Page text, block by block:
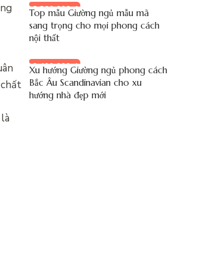
8.200.000 đ
Top mẫu Giường ngủ mẫu mã
sang trọng cho mọi phong cách
nội thất
8.400.000 đ
Xu hướng Giường ngủ phong cách
Bắc Âu Scandinavian cho xu
hướng nhà đẹp mới